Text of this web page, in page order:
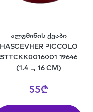
ალუმინის ქვაბი
HASCEVHER PICCOLO
STTCKK0016001 19646
(1.4 L, 16 CM)
55₾